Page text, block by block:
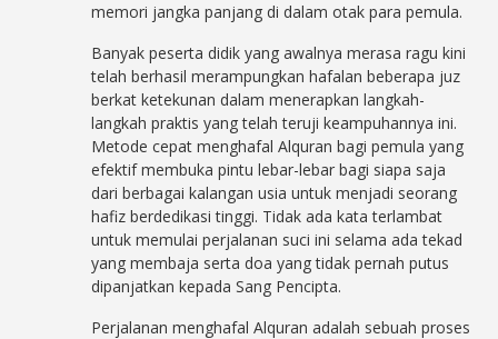
memori jangka panjang di dalam otak para pemula.
Banyak peserta didik yang awalnya merasa ragu kini
telah berhasil merampungkan hafalan beberapa juz
berkat ketekunan dalam menerapkan langkah-
langkah praktis yang telah teruji keampuhannya ini.
Metode cepat menghafal Alquran bagi pemula yang
efektif membuka pintu lebar-lebar bagi siapa saja
dari berbagai kalangan usia untuk menjadi seorang
hafiz berdedikasi tinggi. Tidak ada kata terlambat
untuk memulai perjalanan suci ini selama ada tekad
yang membaja serta doa yang tidak pernah putus
dipanjatkan kepada Sang Pencipta.
Perjalanan menghafal Alquran adalah sebuah proses